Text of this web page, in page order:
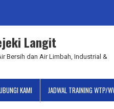
Langit
Bersih dan Air Limbah, Industrial &
KAMI JADWAL TRAINING WTP/